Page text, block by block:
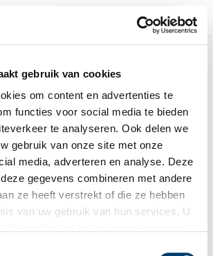
gebruik van cookies
om content en advertenties te
functies voor social media te bieden
te analyseren. Ook delen we
gebruik van onze site met onze
media, adverteren en analyse. Deze
gegevens combineren met andere
ze heeft verstrekt of die ze hebben
van uw gebruik van hun services. U